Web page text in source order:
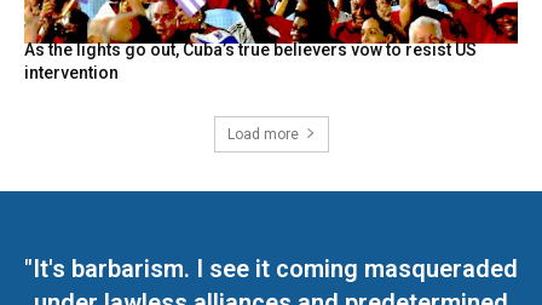
As the lights go out, Cuba’s true believers vow to resist US
intervention
Load more
"It's barbarism. I see it coming masqueraded